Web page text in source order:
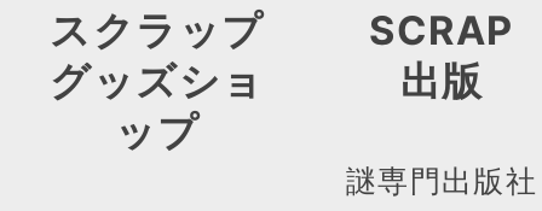
スクラップ
グッズショ
ップ
SCRAP
出版
謎専門出版社